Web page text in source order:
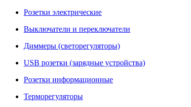
Розетки электрические
Выключатели и переключатели
Диммеры (светорегуляторы)
USB розетки (зарядные устройства)
Розетки информационные
Терморегуляторы